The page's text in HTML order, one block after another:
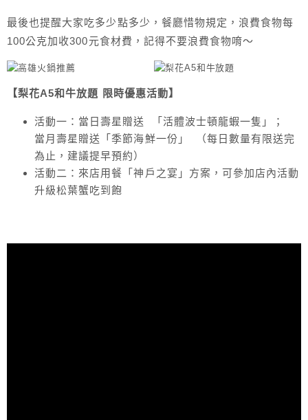
最後也提醒大家吃多少點多少，餐廳惜物規定，浪費食物每
100公克加收300元食材費，記得不要浪費食物唷～
【梨花A5和牛放題 限時優惠活動】
活動一：當日壽星贈送 「活體波士頓龍蝦一隻」；
當月壽星贈送「季節海鮮一份」 （每日數量有限送完
為止，建議提早預約）
活動二：來店用餐「神戶之宴」方案，可參加店內活動
升級松葉蟹吃到飽